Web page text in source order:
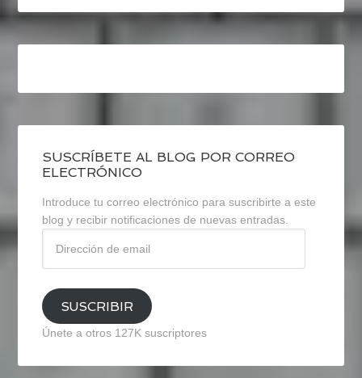
SUSCRÍBETE AL BLOG POR CORREO
ELECTRÓNICO
Introduce tu correo electrónico para suscribirte a este
blog y recibir notificaciones de nuevas entradas.
email
SUSCRIBIR
Únete a otros 127K suscriptores